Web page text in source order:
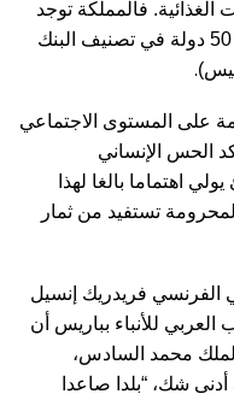
فالمملكة توجد
اليوم في موقع جيد لولوج نادي أفضل 50 دولة في تصنيف البنك
.
على المستوى الاجتماعي
الحس الإنساني
اهتماما بالغا لهذا
تستفيد من ثمار
الفرنسي فريدريك إنسيل
للأنباء بباريس أن
محمد السادس،
شك، “بلدا صاعدا